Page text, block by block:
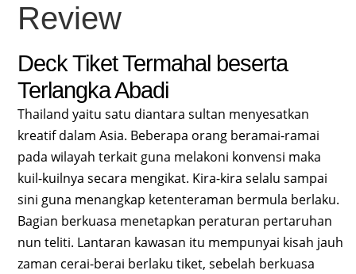
Review
Deck Tiket Termahal beserta
Terlangka Abadi
Thailand yaitu satu diantara sultan menyesatkan
kreatif dalam Asia. Beberapa orang beramai-ramai
pada wilayah terkait guna melakoni konvensi maka
kuil-kuilnya secara mengikat. Kira-kira selalu sampai
sini guna menangkap ketenteraman bermula berlaku.
Bagian berkuasa menetapkan peraturan pertaruhan
nun teliti. Lantaran kawasan itu mempunyai kisah jauh
zaman cerai-berai berlaku tiket, sebelah berkuasa